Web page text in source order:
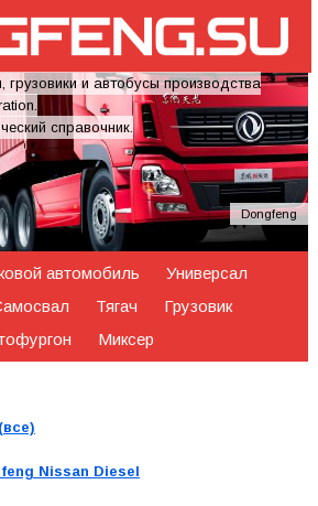
грузовики и автобусы производства
справочник.
Dongfeng
автомобиль
Универсал
Тягач
Грузовик
Миксер
Nissan Diesel